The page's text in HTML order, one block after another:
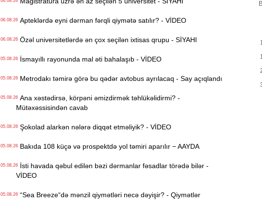
06.08.26Apteklərdə eyni dərman fərqli qiymətə satılır? - VİDEO
06.08.26Özəl universitetlərdə ən çox seçilən ixtisas qrupu - SİYAHI
05.08.26İsmayıllı rayonunda mal əti bahalaşıb - VİDEO
05.08.26Metrodakı təmirə görə bu qədər avtobus ayrılacaq - Say açıqlandı
05.08.26Ana xəstədirsə, körpəni əmizdirmək təhlükəlidirmi? -
Mütəxəssisindən cavab
05.08.26Şokolad alarkən nələrə diqqət etməliyik? - VİDEO
05.08.26Bakıda 108 küçə və prospektdə yol təmiri aparılır − AAYDA
05.08.26İsti havada qəbul edilən bəzi dərmanlar fəsadlar törədə bilər -
VİDEO
05.08.26“Sea Breeze“də mənzil qiymətləri necə dəyişir? - Qiymətlər